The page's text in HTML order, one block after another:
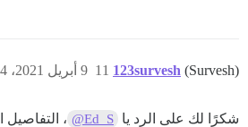
123survesh (Survesh) 9 أبريل 2021، 5:14م 11
شكرًا لك على الرد يا @Ed_S ، التفاصيل